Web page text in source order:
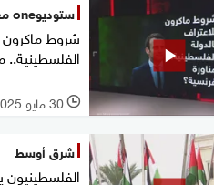
ستوديوone مع فضيلة
شروط ماكرون
الفلسطينية..
l 30 مايو 2025
شرق أوسط
الفلسطينيون